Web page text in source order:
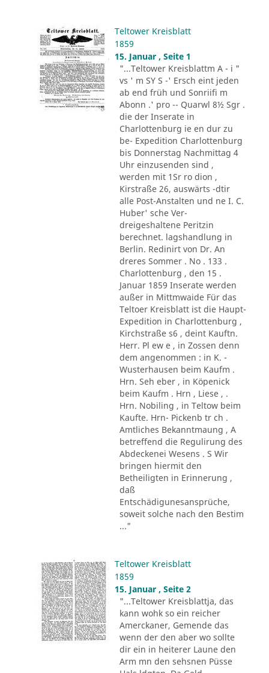
Teltower Kreisblatt
1859
15. Januar , Seite 1
"...Teltower Kreisblattm A - i "
vs ' m SY S -' Ersch eint jeden
ab end früh und Sonriifi m
Abonn .' pro -- Quarwl 8½ Sgr .
die der Inserate in
Charlottenburg ie en dur zu
be- Expedition Charlottenburg
bis Donnerstag Nachmittag 4
Uhr einzusenden sind ,
werden mit 1Sr ro dion ,
Kirstraße 26, auswärts -dtir
alle Post-Anstalten und ne I. C.
Huber' sche Ver-
dreigeshaltene Peritzin
berechnet. lagshandlung in
Berlin. Redinirt von Dr. An
dreres Sommer . No . 133 .
Charlottenburg , den 15 .
Januar 1859 Inserate werden
außer in Mittmwaide Für das
Teltoer Kreisblatt ist die Haupt-
Expedition in Charlottenburg ,
Kirchstraße s6 , deint Kauftn.
Herr. Pl ew e , in Zossen denn
dem angenommen : in K. -
Wusterhausen beim Kaufm .
Hrn. Seh eber , in Köpenick
beim Kaufm . Hrn , Liese , .
Hrn. Nobiling , in Teltow beim
Kaufte. Hrn- Pickenb tr ch .
Amtliches Bekanntmaung , A
betreffend die Regulirung des
Abdeckenei Wesens . S Wir
bringen hiermit den
Betheiligten in Erinnerung ,
daß
Entschädigunesansprüche,
soweit solche nach den Bestim
..."
Teltower Kreisblatt
1859
15. Januar , Seite 2
"...Teltower Kreisblattja, das
kann wohk so ein reicher
Amerckaner, Gemende das
wenn der den aber wo sollte
dir ein in heiterer Laune den
Arm mn den sehsnen Püsse